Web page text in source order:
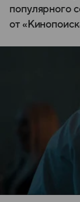
популярного
от